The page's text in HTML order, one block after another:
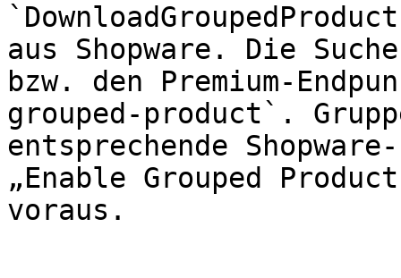
aus Shopware. Die
bzw. den Premium-
grouped-product`.
entsprechende
„Enable Grouped
voraus.